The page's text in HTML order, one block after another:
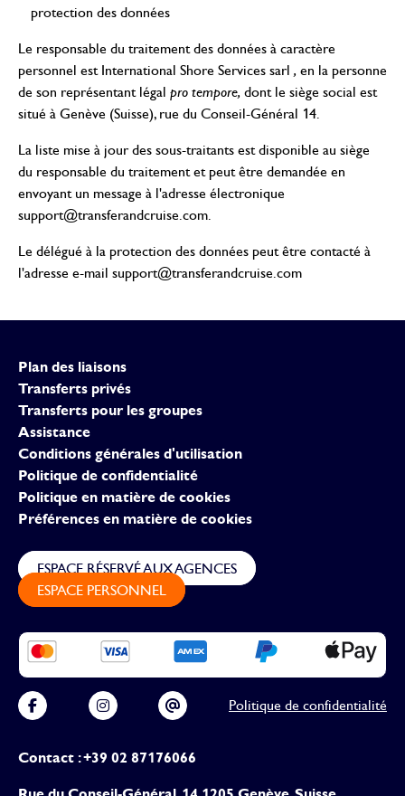
protection des données
Le responsable du traitement des données à caractère
personnel est International Shore Services sarl , en la personne
de son représentant légal pro tempore, dont le siège social est
situé à Genève (Suisse), rue du Conseil-Général 14.
La liste mise à jour des sous-traitants est disponible au siège
du responsable du traitement et peut être demandée en
envoyant un message à l'adresse électronique
support@transferandcruise.com
Le délégué à la protection des données peut être contacté à
l'adresse e-mail support@transferandcruise.com
Plan des liaisons
Transferts privés
Transferts pour les groupes
Assistance
Conditions générales d'utilisation
Politique de confidentialité
Politique en matière de cookies
Préférences en matière de cookies
Contact : +39 02 87176066
ESPACE RÉSERVÉ AUX AGENCES
ESPACE PERSONNEL
Politique de confidentialité